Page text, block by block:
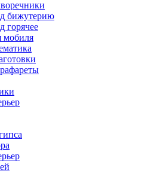
бижутерию
горячее
мобиля